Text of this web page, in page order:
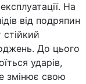
На
від подряпин
До цього
ударів,
змінює свою